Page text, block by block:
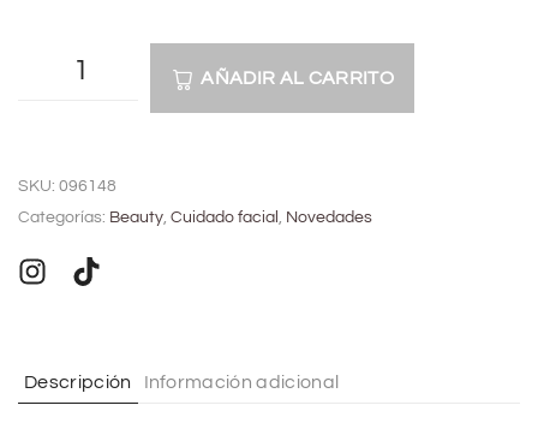
AÑADIR AL CARRITO
t
r
i
SKU: 096148
Categorías: Beauty, Cuidado facial , Novedades
Descripción Información adicional